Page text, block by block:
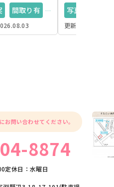
間取り有
写真充実
4LDK以上
更新日：
お問い合わせてください。
8874
定休日：水曜日